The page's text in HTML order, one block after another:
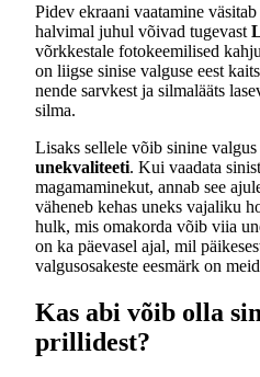
Pidev ekraani vaatamine
halvimal juhul võivad tugevast
võrkkestale fotokeemilised
on liigse sinise valguse eest
nende sarvkest ja silmalääts
silma.
Lisaks sellele võib sinine
unekvaliteeti. Kui vaadata
magamaminekut, annab see
väheneb kehas uneks vajaliku
hulk, mis omakorda võib viia
on ka päevasel ajal, mil
valgusosakeste eesmärk on
Kas abi võib olla
prillidest?